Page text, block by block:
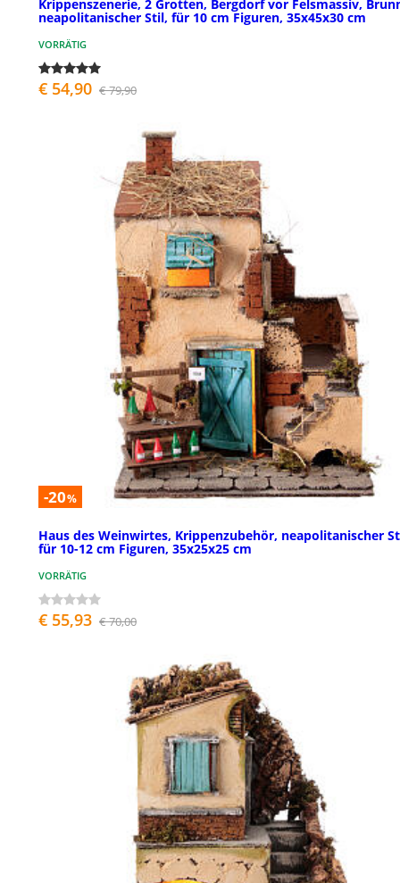
Krippenszenerie, 2 Grotten, Bergdorf vor Felsmassiv,
neapolitanischer Stil, für 10 cm Figuren, 35x45x30 cm
VORRÄTIG
€ 54,90 € 79,90
-20%
Haus des Weinwirtes, Krippenzubehör, neapolitanischer
für 10-12 cm Figuren, 35x25x25 cm
VORRÄTIG
€ 55,93 € 70,00